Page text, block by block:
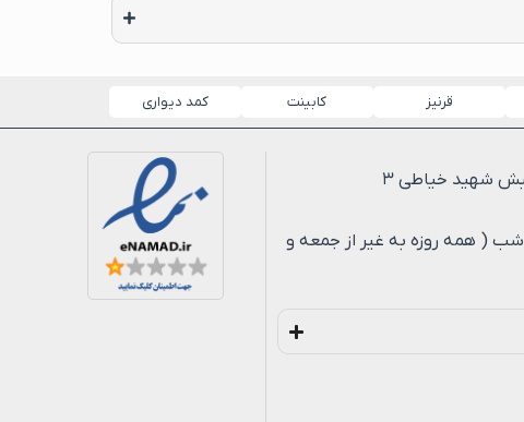
قرنیز کابینت کمد دیواری
۹ صبح الی ۸ شب ( همه روزه به غیر از جمعه و